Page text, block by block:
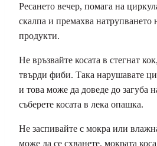
Ресането вечер, помага на
скалпа и премахва натрупването
продукти.
Не връзвайте косата в стегнат
твърди фиби. Така нарушавате
и това може да доведе до загуба
съберете косата в лека опашка.
Не заспивайте с мокра или
може да се схванете, мократа